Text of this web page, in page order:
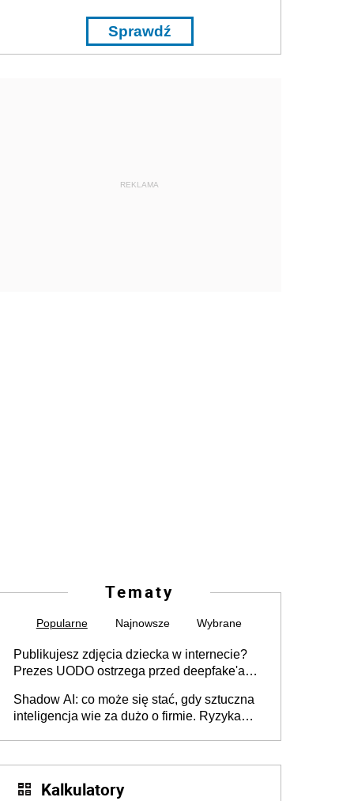
Sprawdź
REKLAMA
Tematy
Popularne Najnowsze Wybrane
Publikujesz zdjęcia dziecka w internecie?
Prezes UODO ostrzega przed deepfake'ami i
Shadow AI: co może się stać, gdy sztuczna
inteligencja wie za dużo o firmie. Ryzyka
Kalkulatory